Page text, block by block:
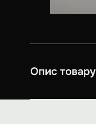
Опис товару